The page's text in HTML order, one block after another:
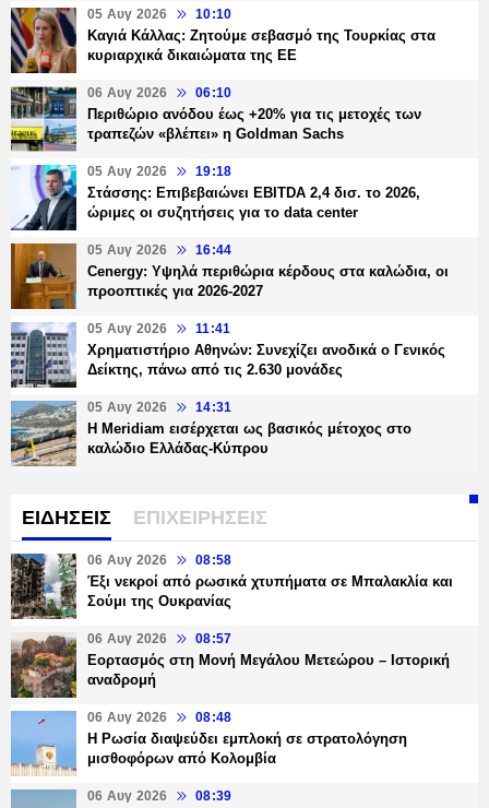
05 Αυγ 2026 10:10
Καγιά Κάλλας: Ζητούμε σεβασμό της Τουρκίας στα
κυριαρχικά δικαιώματα της ΕΕ
06 Αυγ 2026 06:10
Περιθώριο ανόδου έως +20% για τις μετοχές των
τραπεζών «βλέπει» η Goldman Sachs
05 Αυγ 2026 19:18
Στάσσης: Επιβεβαιώνει EBITDA 2,4 δισ. το 2026,
ώριμες οι συζητήσεις για το data center
05 Αυγ 2026 16:44
Cenergy: Υψηλά περιθώρια κέρδους στα καλώδια, οι
προοπτικές για 2026-2027
05 Αυγ 2026 11:41
Χρηματιστήριο Αθηνών: Συνεχίζει ανοδικά ο Γενικός
Δείκτης, πάνω από τις 2.630 μονάδες
05 Αυγ 2026 14:31
Η Meridiam εισέρχεται ως βασικός μέτοχος στο
καλώδιο Ελλάδας-Κύπρου
ΕΙΔΗΣΕΙΣ ΕΠΙΧΕΙΡΗΣΕΙΣ
06 Αυγ 2026 08:58
Έξι νεκροί από ρωσικά χτυπήματα σε Μπαλακλία και
Σούμι της Ουκρανίας
06 Αυγ 2026 08:57
Εορτασμός στη Μονή Μεγάλου Μετεώρου – Ιστορική
αναδρομή
06 Αυγ 2026 08:48
Η Ρωσία διαψεύδει εμπλοκή σε στρατολόγηση
μισθοφόρων από Κολομβία
06 Αυγ 2026 08:39